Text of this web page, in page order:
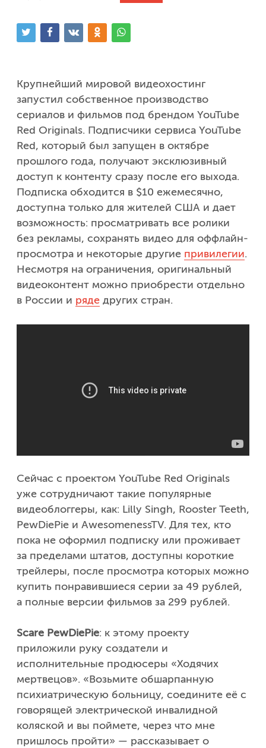
Одноклассники
Крупнейший мировой видеохостинг
запустил собственное производство
сериалов и фильмов под брендом YouTube
Red Originals. Подписчики сервиса YouTube
Red, который был запущен в октябре
прошлого года, получают эксклюзивный
доступ к контенту сразу после его выхода.
Подписка обходится в $10 ежемесячно,
доступна только для жителей США и дает
возможность: просматривать все ролики
без рекламы, сохранять видео для оффлайн-
просмотра и некоторые другие привилегии.
Несмотря на ограничения, оригинальный
видеоконтент можно приобрести отдельно
в России и ряде других стран.
Сейчас с проектом YouTube Red Originals
уже сотрудничают такие популярные
видеоблоггеры, как: Lilly Singh, Rooster Teeth,
PewDiePie и AwesomenessTV. Для тех, кто
пока не оформил подписку или проживает
за пределами штатов, доступны короткие
трейлеры, после просмотра которых можно
купить понравившиеся серии за 49 рублей,
а полные версии фильмов за 299 рублей.
Scare PewDiePie: к этому проекту
приложили руку создатели и
исполнительные продюсеры «Ходячих
мертвецов». «Возьмите обшарпанную
психиатрическую больницу, соедините её с
говорящей электрической инвалидной
коляской и вы поймете, через что мне
пришлось пройти» — рассказывает о